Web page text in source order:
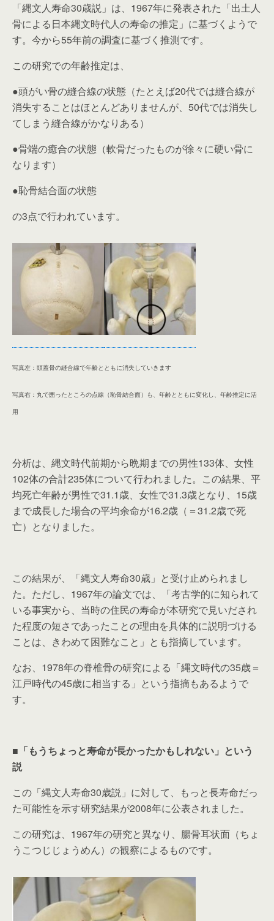
「縄文人寿命30歳説」は、1967年に発表された「出土人
骨による日本縄文時代人の寿命の推定」に基づくようで
す。今から55年前の調査に基づく推測です。
この研究での年齢推定は、
●頭がい骨の縫合線の状態（たとえば20代では縫合線が
消失することはほとんどありませんが、50代では消失し
てしまう縫合線がかなりある）
●骨端の癒合の状態（軟骨だったものが徐々に硬い骨に
なります）
●恥骨結合面の状態
の3点で行われています。
写真左：頭蓋骨の縫合線で年齢とともに消失していきます
写真右：丸で囲ったところの点線（恥骨結合面）も、年齢とともに変化し、年齢推定に活
用
分析は、縄文時代前期から晩期までの男性133体、女性
102体の合計235体について行われました。この結果、平
均死亡年齢が男性で31.1歳、女性で31.3歳となり、15歳
まで成長した場合の平均余命が16.2歳（＝31.2歳で死
亡）となりました。
この結果が、「縄文人寿命30歳」と受け止められまし
た。ただし、1967年の論文では、「考古学的に知られて
いる事実から、当時の住民の寿命が本研究で見いだされ
た程度の短さであったことの理由を具体的に説明づける
ことは、きわめて困難なこと」とも指摘しています。
なお、1978年の脊椎骨の研究による「縄文時代の35歳＝
江戸時代の45歳に相当する」という指摘もあるようで
す。
■「もうちょっと寿命が長かったかもしれない」という
説
この「縄文人寿命30歳説」に対して、もっと長寿命だっ
た可能性を示す研究結果が2008年に公表されました。
この研究は、1967年の研究と異なり、腸骨耳状面（ちょ
うこつじじょうめん）の観察によるものです。